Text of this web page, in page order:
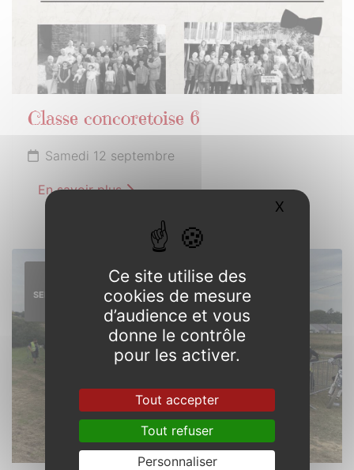
Classe concoretoise 6
Samedi 12 septembre
En savoir plus
SEPTEMBRE
Ce site utilise des
cookies de mesure
d’audience et vous
donne le contrôle
pour les activer.
Tout accepter
Tout refuser
Personnaliser
X Masquer